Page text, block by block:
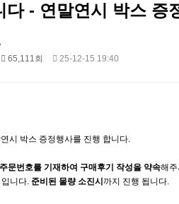
다 - 연말연시 박스 증
65,111회 25-12-15 19:40
시 박스 증정행사를 진행 합니다.
주문번호를 기재하여 구매후기 작성을 약속해
니다. 준비된 물량 소진시 까지 진행 됩니다.